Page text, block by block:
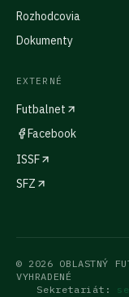
Rozhodcovia
Dokumenty
EXTERNÉ
Futbalnet
Facebook
ISSF
SFZ
© 2026 OBLASTNÝ
VYHRADENÉ
Sekretariát: